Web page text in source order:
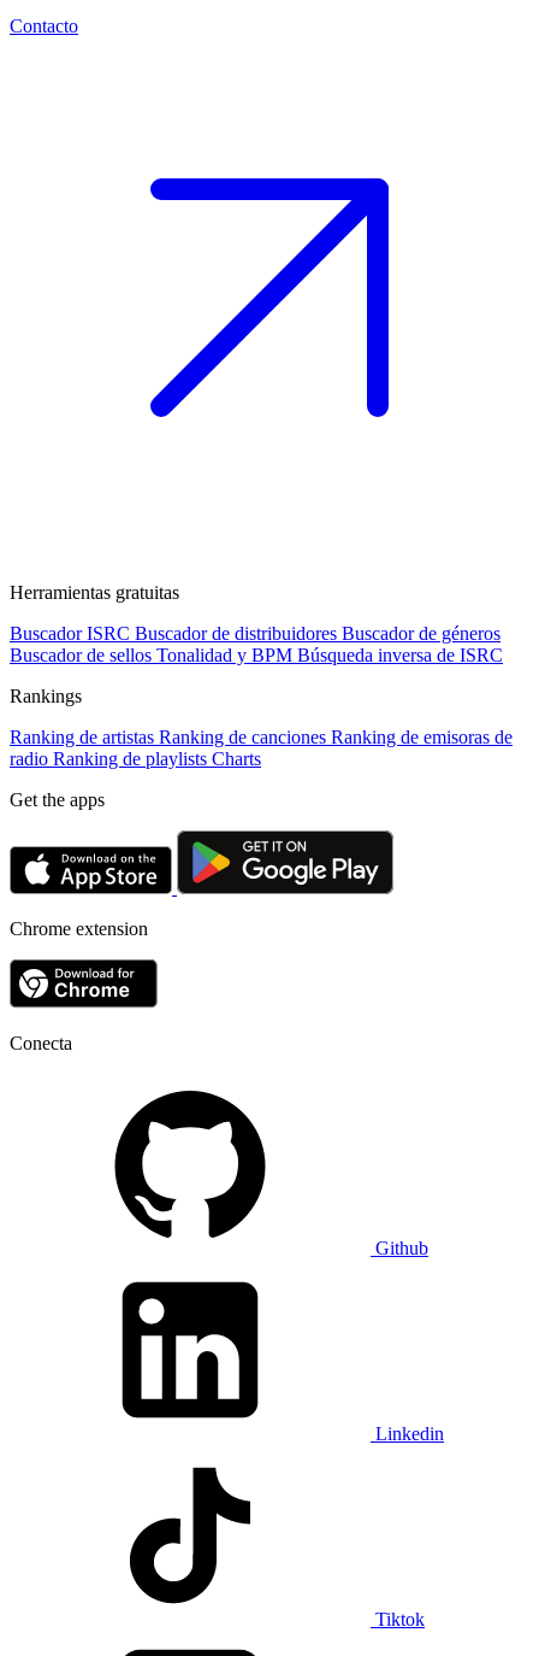
Contacto
Herramientas gratuitas
Buscador ISRC Buscador de distribuidores Buscador de géneros
Buscador de sellos Tonalidad y BPM Búsqueda inversa de ISRC
Rankings
Ranking de artistas Ranking de canciones Ranking de emisoras de
radio Ranking de playlists Charts
Get the apps
Chrome extension
Conecta
Github
Linkedin
Tiktok